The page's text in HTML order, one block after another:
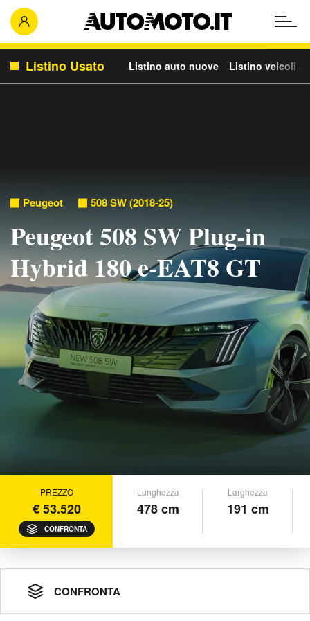
Listino Usato Listino auto nuove Listino veicoli
Peugeot 508 SW (2018-25)
Peugeot 508 SW Plug-in
Hybrid 180 e-EAT8 GT
PREZZO
€ 53.520
CONFRONTA
Lunghezza
478 cm
Larghezza
191 cm
CONFRONTA